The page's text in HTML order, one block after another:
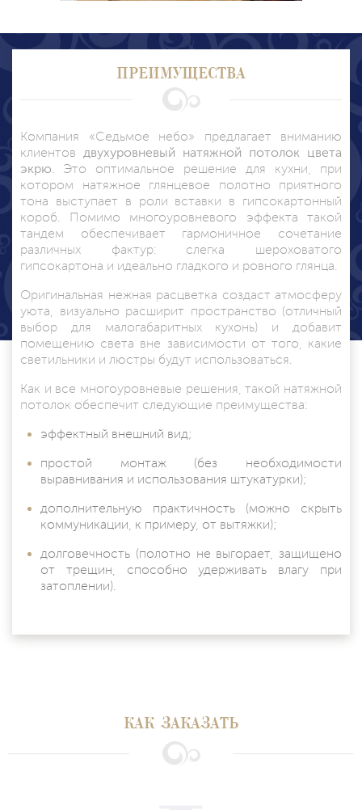
ПРЕИМУЩЕСТВА
Компания «Седьмое небо» предлагает вниманию
клиентов двухуровневый натяжной потолок цвета
экрю. Это оптимальное решение для кухни, при
котором натяжное глянцевое полотно приятного
тона выступает в роли вставки в гипсокартонный
короб. Помимо многоуровневого эффекта такой
тандем обеспечивает гармоничное сочетание
различных фактур: слегка шероховатого
гипсокартона и идеально гладкого и ровного глянца.
Оригинальная нежная расцветка создаст атмосферу
уюта, визуально расширит пространство (отличный
выбор для малогабаритных кухонь) и добавит
помещению света вне зависимости от того, какие
светильники и люстры будут использоваться.
Как и все многоуровневые решения, такой натяжной
потолок обеспечит следующие преимущества:
эффектный внешний вид;
простой монтаж (без необходимости
выравнивания и использования штукатурки);
дополнительную практичность (можно скрыть
коммуникации, к примеру, от вытяжки);
долговечность (полотно не выгорает, защищено
от трещин, способно удерживать влагу при
затоплении).
КАК ЗАКАЗАТЬ